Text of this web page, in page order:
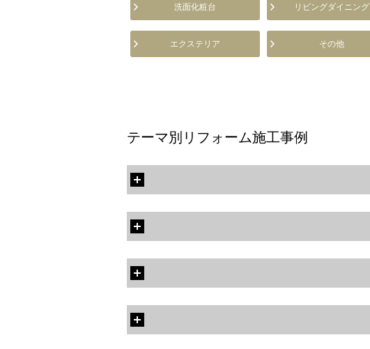
洗面化粧台 リビングダイニング
エクステリア その他
テーマ別リフォーム施工事例